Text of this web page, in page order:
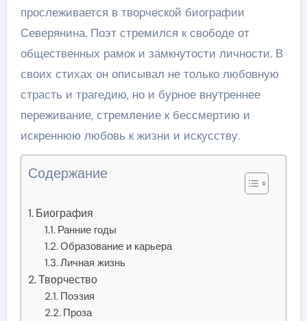
прослеживается в творческой биографии
Северянина. Поэт стремился к свободе от
общественных рамок и замкнутости личности. В
своих стихах он описывал не только любовную
страсть и трагедию, но и бурное внутреннее
переживание, стремление к бессмертию и
искреннюю любовь к жизни и искусству.
Содержание
Биография
Ранние годы
Образование и карьера
Личная жизнь
Творчество
Поэзия
Проза